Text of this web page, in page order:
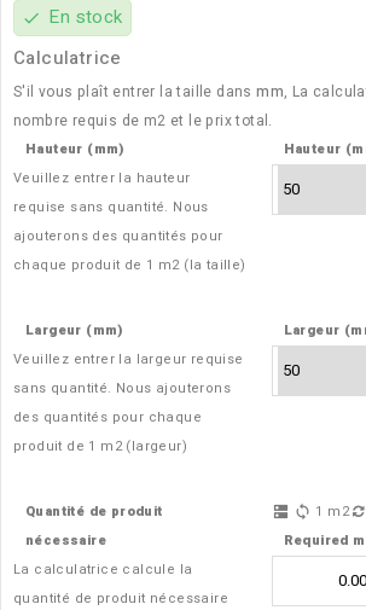
check En stock
Calculatrice
S'il vous plaît entrer la taille dansmm, La
nombre requis de m2 et le prix total.
Hauteur (mm)
Veuillez entrer la hauteur
requise sans quantité. Nous
ajouterons des quantités pour
chaque produit de 1 m2 (la taille)
Hauteur
Largeur (mm)
Veuillez entrer la largeur requise
sans quantité. Nous ajouterons
des quantités pour chaque
produit de 1 m2 (largeur)
Largeur
Quantité de produit
nécessaire
La calculatrice calcule la
quantité de produit nécessaire
dns sync 1 m2
Required